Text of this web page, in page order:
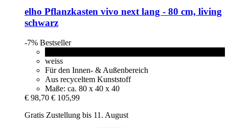
elho Pflanzkasten vivo next lang -​ 80 cm, living
schwarz
-7% Bestseller
weiss
Für den Innen- & Außenbereich
Aus recyceltem Kunststoff
Maße: ca. 80 x 40 x 40
€ 98,70 € 105,99
Gratis Zustellung bis 11. August